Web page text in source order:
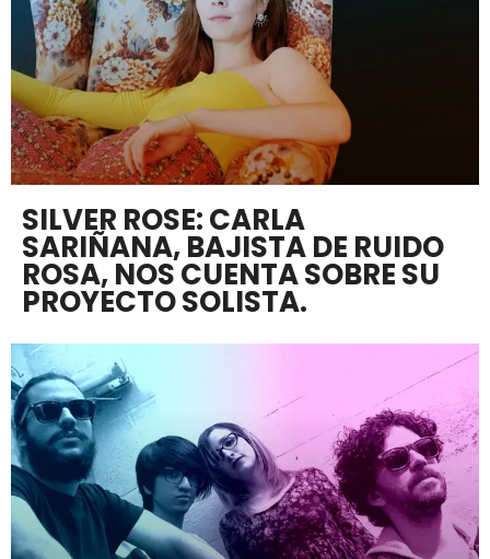
SILVER ROSE: CARLA
SARIÑANA, BAJISTA DE RUIDO
ROSA, NOS CUENTA SOBRE SU
PROYECTO SOLISTA.